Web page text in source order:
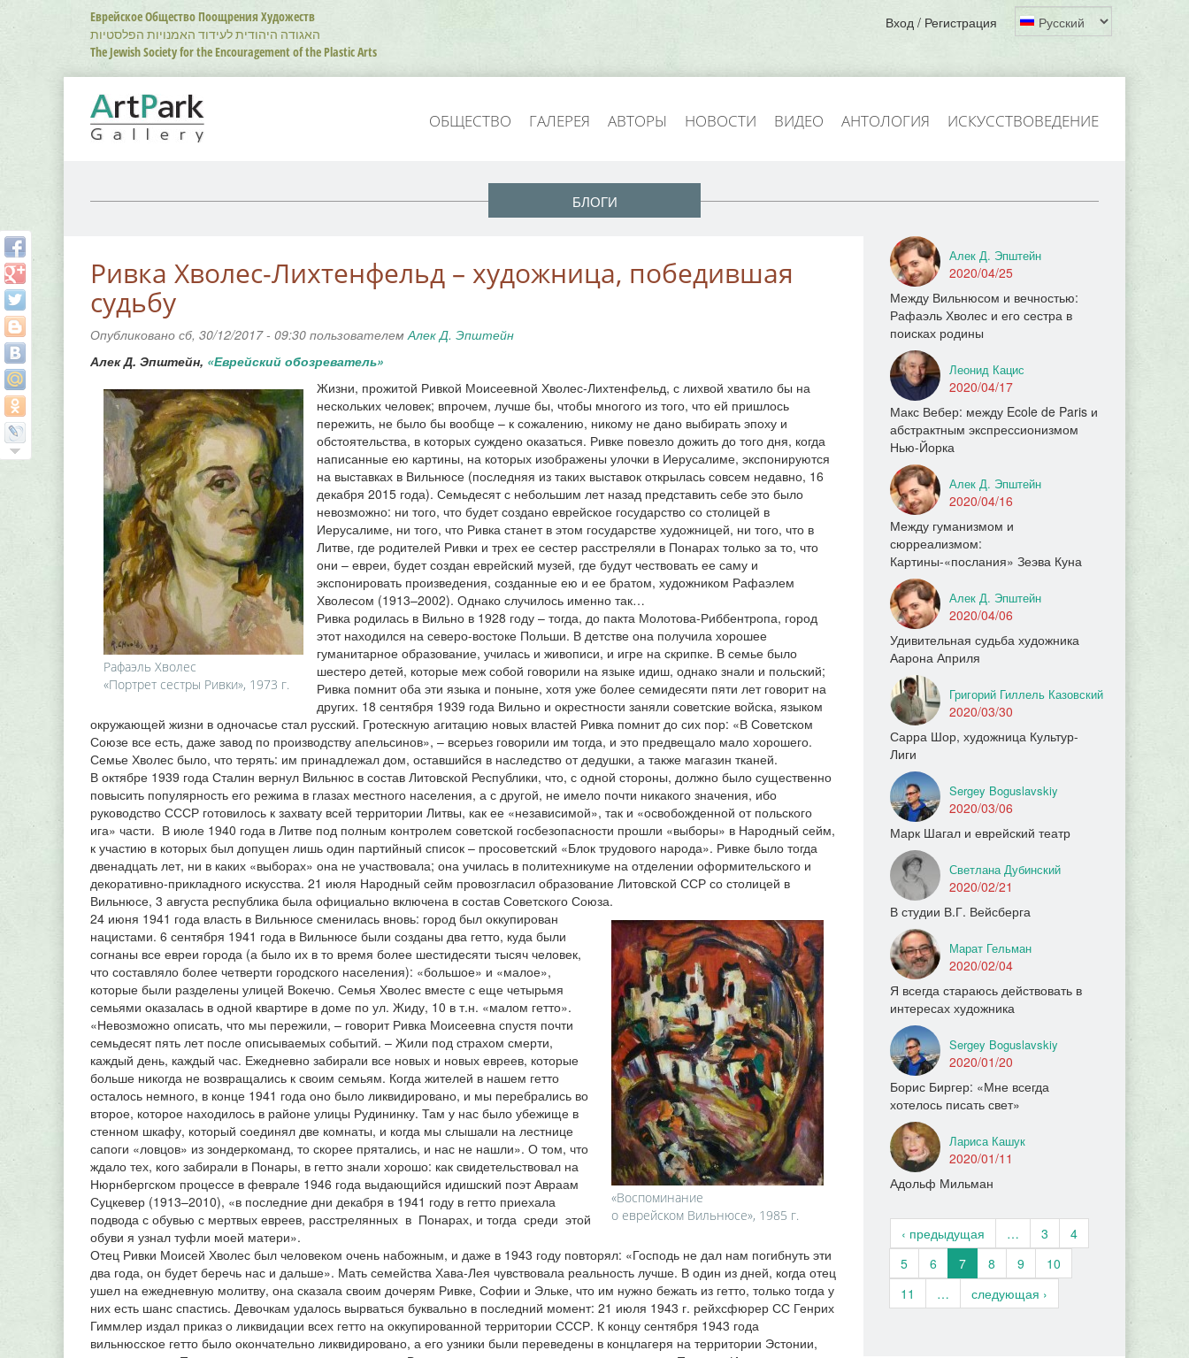
Еврейское Общество Поощрения Художеств
האגודה היהודית לעידוד האמנויות הפלסטיות
The Jewish Society for the Encouragement of the Plastic Arts
Вход / Регистрация
ОБЩЕСТВО ГАЛЕРЕЯ АВТОРЫ НОВОСТИ ВИДЕО АНТОЛОГИЯ ИСКУССТВОВЕДЕНИЕ
БЛОГИ
Ривка Хволес-Лихтенфельд – художница, победившая
судьбу
Опубликовано сб, 30/12/2017 - 09:30 пользователемАлек Д. Эпштейн
Алек Д. Эпштейн, «Еврейский обозреватель»
Рафаэль Хволес
«Портрет сестры Ривки», 1973 г.
Жизни, прожитой Ривкой Моисеевной Хволес-Лихтенфельд, с лихвой хватило бы на
нескольких человек; впрочем, лучше бы, чтобы многого из того, что ей пришлось
пережить, не было бы вообще – к сожалению, никому не дано выбирать эпоху и
обстоятельства, в которых суждено оказаться. Ривке повезло дожить до того дня, когда
написанные ею картины, на которых изображены улочки в Иерусалиме, экспонируются
на выставках в Вильнюсе (последняя из таких выставок открылась совсем недавно, 16
декабря 2015 года). Семьдесят с небольшим лет назад представить себе это было
невозможно: ни того, что будет создано еврейское государство со столицей в
Иерусалиме, ни того, что Ривка станет в этом государстве художницей, ни того, что в
Литве, где родителей Ривки и трех ее сестер расстреляли в Понарах только за то, что
они – евреи, будет создан еврейский музей, где будут чествовать ее саму и
экспонировать произведения, созданные ею и ее братом, художником Рафаэлем
Хволесом (1913–2002). Однако случилось именно так…
Ривка родилась в Вильно в 1928 году – тогда, до пакта Молотова-Риббентропа, город
этот находился на северо-востоке Польши. В детстве она получила хорошее
гуманитарное образование, училась и живописи, и игре на скрипке. В семье было
шестеро детей, которые меж собой говорили на языке идиш, однако знали и польский;
Ривка помнит оба эти языка и поныне, хотя уже более семидесяти пяти лет говорит на
других. 18 сентября 1939 года Вильно и окрестности заняли советские войска, языком
окружающей жизни в одночасье стал русский. Гротескную агитацию новых властей Ривка помнит до сих пор: «В Советском
Союзе все есть, даже завод по производству апельсинов», – всерьез говорили им тогда, и это предвещало мало хорошего.
Семье Хволес было, что терять: им принадлежал дом, оставшийся в наследство от дедушки, а также магазин тканей.
В октябре 1939 года Сталин вернул Вильнюс в состав Литовской Республики, что, с одной стороны, должно было существенно
повысить популярность его режима в глазах местного населения, а с другой, не имело почти никакого значения, ибо
руководство СССР готовилось к захвату всей территории Литвы, как ее «независимой», так и «освобожденной от польского
ига» части. В июле 1940 года в Литве под полным контролем советской госбезопасности прошли «выборы» в Народный сейм,
к участию в которых был допущен лишь один партийный список – просоветский «Блок трудового народа». Ривке было тогда
двенадцать лет, ни в каких «выборах» она не участвовала; она училась в политехникуме на отделении оформительского и
декоративно-прикладного искусства. 21 июля Народный сейм провозгласил образование Литовской ССР со столицей в
Вильнюсе, 3 августа республика была официально включена в состав Советского Союза.
«Воспоминание
о еврейском Вильнюсе», 1985 г.
24 июня 1941 года власть в Вильнюсе сменилась вновь: город был оккупирован
нацистами. 6 сентября 1941 года в Вильнюсе были созданы два гетто, куда были
согнаны все евреи города (а было их в то время более шестидесяти тысяч человек,
что составляло более четверти городского населения): «большое» и «малое»,
которые были разделены улицей Вокечю. Семья Хволес вместе с еще четырьмя
семьями оказалась в одной квартире в доме по ул. Жиду, 10 в т.н. «малом гетто».
«Невозможно описать, что мы пережили, – говорит Ривка Моисеевна спустя почти
семьдесят пять лет после описываемых событий. – Жили под страхом смерти,
каждый день, каждый час. Ежедневно забирали все новых и новых евреев, которые
больше никогда не возвращались к своим семьям. Когда жителей в нашем гетто
осталось немного, в конце 1941 года оно было ликвидировано, и мы перебрались во
второе, которое находилось в районе улицы Рудининку. Там у нас было убежище в
стенном шкафу, который соединял две комнаты, и когда мы слышали на лестнице
сапоги «ловцов» из зондеркоманд, то скорее прятались, и нас не нашли». О том, что
ждало тех, кого забирали в Понары, в гетто знали хорошо: как свидетельствовал на
Нюрнбергском процессе в феврале 1946 года выдающийся идишский поэт Авраам
Суцкевер (1913–2010), «в последние дни декабря в 1941 году в гетто приехала
подвода с обувью с мертвых евреев, расстрелянных в Понарах, и тогда среди этой
обуви я узнал туфли моей матери».
Отец Ривки Моисей Хволес был человеком очень набожным, и даже в 1943 году повторял: «Господь не дал нам погибнуть эти
два года, он будет беречь нас и дальше». Мать семейства Хава-Лея чувствовала реальность лучше. В один из дней, когда отец
ушел на ежедневную молитву, она сказала своим дочерям Ривке, Софии и Эльке, что им нужно бежать из гетто, только тогда у
них есть шанс спастись. Девочкам удалось вырваться буквально в последний момент: 21 июля 1943 г. рейхсфюрер СС Генрих
Гиммлер издал приказ о ликвидации всех гетто на оккупированной территории СССР. К концу сентября 1943 года
вильнюсское гетто было окончательно ликвидировано, а его узники были переведены в концлагеря на территории Эстонии,
Алек Д. Эпштейн
2020/04/25
Между Вильнюсом и вечностью:
Рафаэль Хволес и его сестра в
поисках родины
Леонид Кацис
2020/04/17
Макс Вебер: между Ecole de Paris и
абстрактным экспрессионизмом
Нью-Йорка
Алек Д. Эпштейн
2020/04/16
Между гуманизмом и
сюрреализмом:
Картины-«послания» Зеэва Куна
Алек Д. Эпштейн
2020/04/06
Удивительная судьба художника
Аарона Априля
Григорий Гиллель Казовский
2020/03/30
Сарра Шор, художница Культур-
Лиги
Sergey Boguslavskiy
2020/03/06
Марк Шагал и еврейский театр
Светлана Дубинский
2020/02/21
В студии В.Г. Вейсберга
Марат Гельман
2020/02/04
Я всегда стараюсь действовать в
интересах художника
Sergey Boguslavskiy
2020/01/20
Борис Биргер: «Мне всегда
хотелось писать свет»
Лариса Кашук
2020/01/11
Адольф Мильман
‹ предыдущая … 3
4
5
6 7 8 9
10
11
… следующая ›